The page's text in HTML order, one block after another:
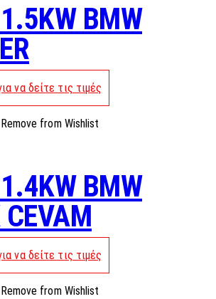
BMW
να δείτε τις τιμές
Remove from Wishlist
BMW
να δείτε τις τιμές
Remove from Wishlist